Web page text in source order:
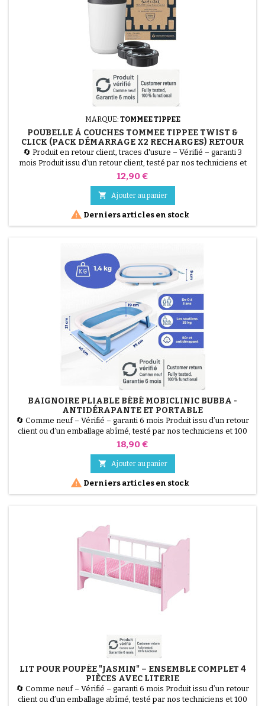
MARQUE: TOMMEE TIPPEE
POUBELLE À COUCHES TOMMEE TIPPEE TWIST &
CLICK (PACK DÉMARRAGE X2 RECHARGES) RETOUR
CLIENT, TRACES D'USURE
🔄 Produit en retour client, traces d'usure – Vérifié – garanti 3
mois Produit issu d’un retour client, testé par nos techniciens et
100 % fonctionnel. La Poubelle à Couches Tommee Tippee Twist
bébé. Grâce à son mécanisme Twist &amp; Click, chaque couche
est enveloppée individuellement par...
Prix
12,90 €
 Ajouter au panier
 Derniers articles en stock
BAIGNOIRE PLIABLE BÉBÉ MOBICLINIC BUBBA -
ANTIDÉRAPANTE ET PORTABLE
🔄 Comme neuf – Vérifié – garanti 6 mois Produit issu d’un retour
client ou d’un emballage abîmé, testé par nos techniciens et 100
% fonctionnel. Gagnez de la place sans sacrifier le confort ! La
petits espaces et les voyages. Dotée d'un intérieur et de pieds
antidérapants pour une...
Prix
18,90 €
 Ajouter au panier
 Derniers articles en stock
LIT POUR POUPÉE "JASMIN" – ENSEMBLE COMPLET 4
PIÈCES AVEC LITERIE
🔄 Comme neuf – Vérifié – garanti 6 mois Produit issu d’un retour
client ou d’un emballage abîmé, testé par nos techniciens et 100